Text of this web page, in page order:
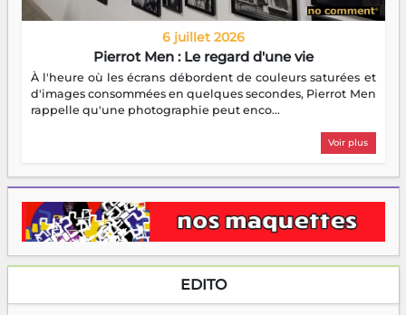
6 juillet 2026
Pierrot Men : Le regard d'une vie
À l'heure où les écrans débordent de couleurs saturées et
d'images consommées en quelques secondes, Pierrot Men
rappelle qu'une photographie peut enco...
Voir plus
EDITO